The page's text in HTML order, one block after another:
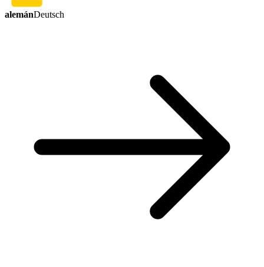
alemánDeutsch